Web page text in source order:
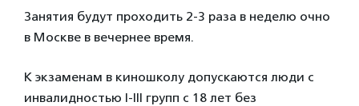
Занятия будут проходить 2-3 раза в неделю очно
в Москве в вечернее время.
К экзаменам в киношколу допускаются люди с
инвалидностью I-III групп с 18 лет без